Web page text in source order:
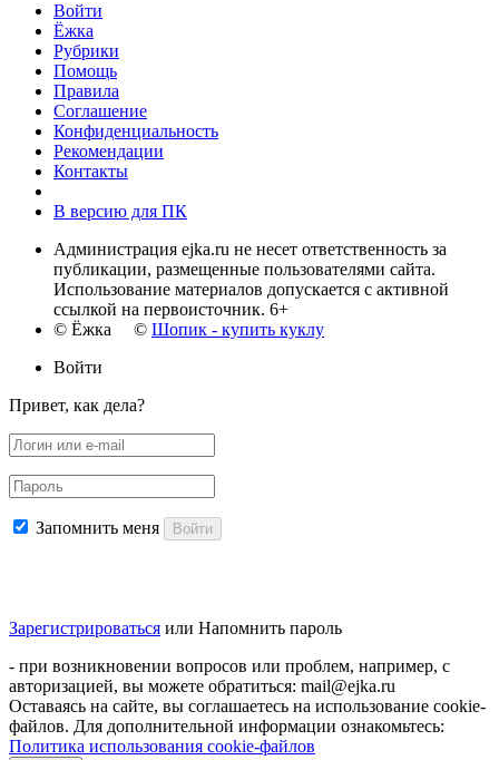
Войти
Ёжка
Рубрики
Помощь
Правила
Соглашение
Конфиденциальность
Рекомендации
Контакты
В версию для ПК
Администрация ejka.ru не несет ответственность за
публикации, размещенные пользователями сайта.
Использование материалов допускается с активной
ссылкой на первоисточник. 6+
© Ёжка © Шопик - купить куклу
Войти
Привет, как дела?
Запомнить меня Войти
Зарегистрироваться или Напомнить пароль
- при возникновении вопросов или проблем, например, с
авторизацией, вы можете обратиться: mail@ejka.ru
Оставаясь на сайте, вы соглашаетесь на использование cookie-
файлов. Для дополнительной информации ознакомьтесь:
Политика использования cookie-файлов